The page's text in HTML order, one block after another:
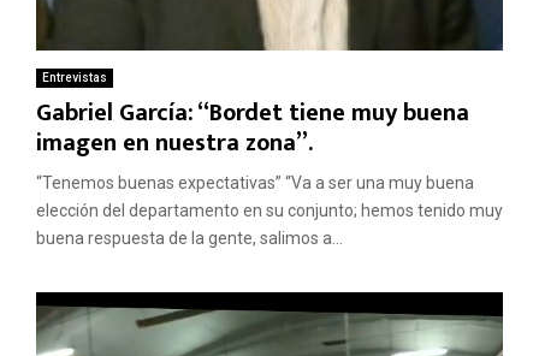
Entrevistas
Gabriel García: “Bordet tiene muy buena
imagen en nuestra zona”.
“Tenemos buenas expectativas” “Va a ser una muy buena
elección del departamento en su conjunto; hemos tenido muy
buena respuesta de la gente, salimos a...